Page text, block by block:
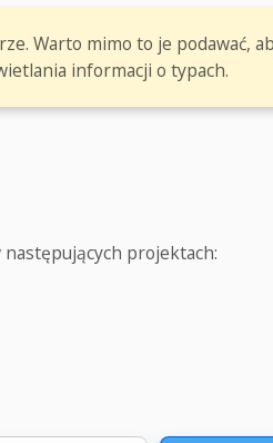
Warto mimo to je podawać,
informacji o typach.
następujących projektach: